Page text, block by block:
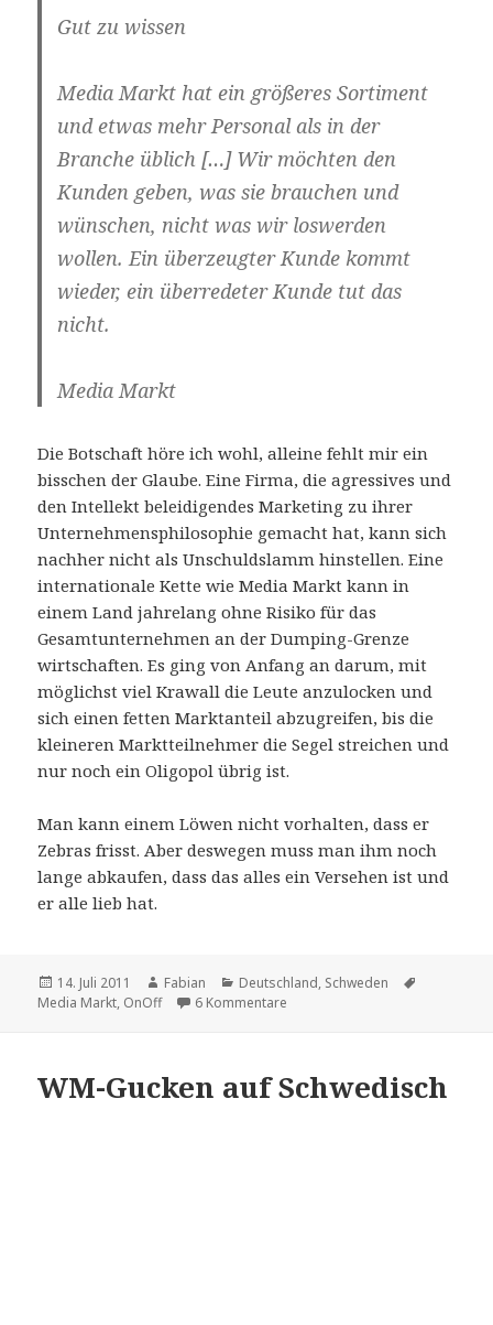
Gut zu wissen
Media Markt hat ein größeres Sortiment
und etwas mehr Personal als in der
Branche üblich […] Wir möchten den
Kunden geben, was sie brauchen und
wünschen, nicht was wir loswerden
wollen. Ein überzeugter Kunde kommt
wieder, ein überredeter Kunde tut das
nicht.
Media Markt
Die Botschaft höre ich wohl, alleine fehlt mir ein
bisschen der Glaube. Eine Firma, die agressives und
den Intellekt beleidigendes Marketing zu ihrer
Unternehmensphilosophie gemacht hat, kann sich
nachher nicht als Unschuldslamm hinstellen. Eine
internationale Kette wie Media Markt kann in
einem Land jahrelang ohne Risiko für das
Gesamtunternehmen an der Dumping-Grenze
wirtschaften. Es ging von Anfang an darum, mit
möglichst viel Krawall die Leute anzulocken und
sich einen fetten Marktanteil abzugreifen, bis die
kleineren Marktteilnehmer die Segel streichen und
nur noch ein Oligopol übrig ist.
Man kann einem Löwen nicht vorhalten, dass er
Zebras frisst. Aber deswegen muss man ihm noch
lange abkaufen, dass das alles ein Versehen ist und
er alle lieb hat.
Veröffentlicht
am
14. Juli 2011 Autor
Fabian Kategorien
Deutschland, Schweden
Media Markt, OnOff 6 Kommentare
WM-Gucken auf Schwedisch